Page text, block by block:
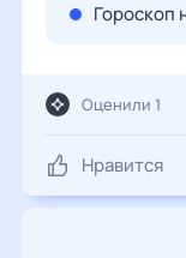
Гороскоп
Нравится
Оценили 1